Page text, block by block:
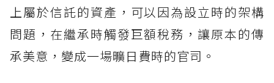
上屬於信託的資產，可以因為設立時的架構
問題，在繼承時觸發巨額稅務，讓原本的傳
承美意，變成一場曠日費時的官司。